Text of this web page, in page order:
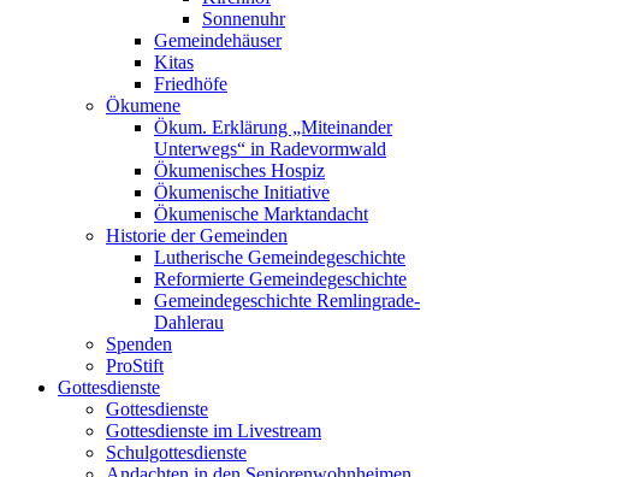
Sonnenuhr
Gemeindehäuser
Kitas
Friedhöfe
Ökumene
Ökum. Erklärung „Miteinander
Unterwegs“ in Radevormwald
Ökumenisches Hospiz
Ökumenische Initiative
Ökumenische Marktandacht
Historie der Gemeinden
Lutherische Gemeindegeschichte
Reformierte Gemeindegeschichte
Gemeindegeschichte Remlingrade-
Dahlerau
Spenden
ProStift
Gottesdienste
Gottesdienste
Gottesdienste im Livestream
Schulgottesdienste